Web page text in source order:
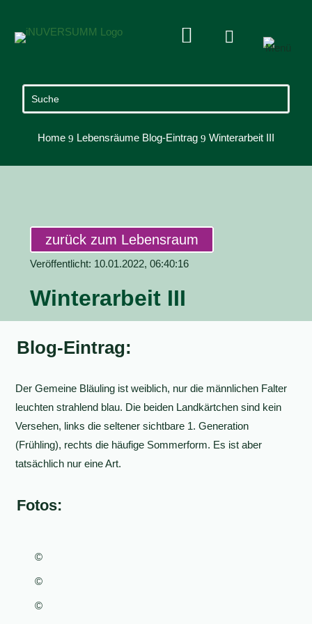
 
Home 9 Lebensräume Blog-Eintrag 9 Winterarbeit III
zurück zum Lebensraum
Veröffentlicht: 10.01.2022, 06:40:16
Winterarbeit III
Blog-Eintrag:
Der Gemeine Bläuling ist weiblich, nur die männlichen Falter
leuchten strahlend blau. Die beiden Landkärtchen sind kein
Versehen, links die seltener sichtbare 1. Generation
(Frühling), rechts die häufige Sommerform. Es ist aber
tatsächlich nur eine Art.
Fotos:
©
©
©